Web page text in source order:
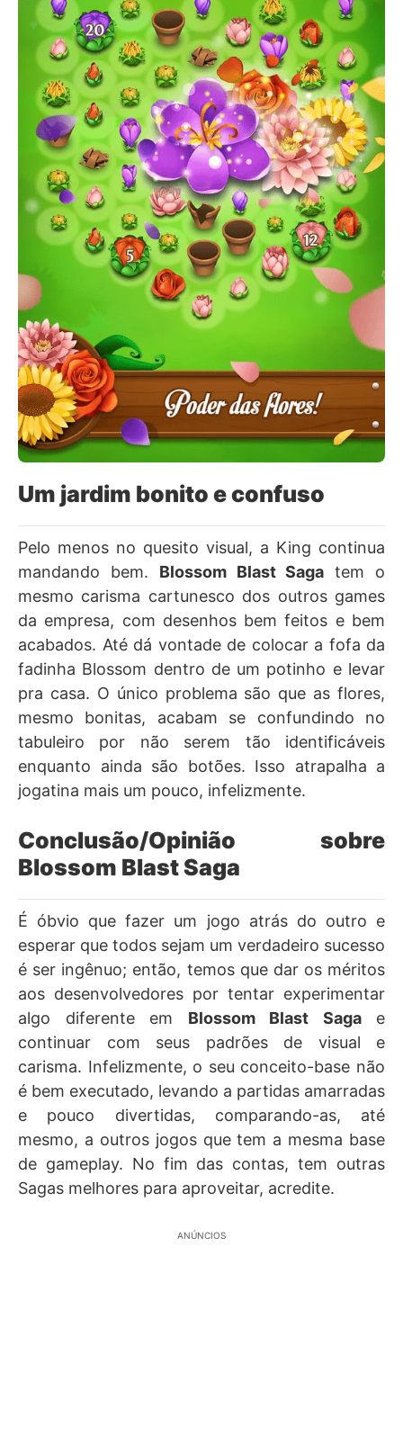
Um jardim bonito e confuso
Pelo menos no quesito visual, a King continua
mandando bem. Blossom Blast Saga tem o
mesmo carisma cartunesco dos outros games
da empresa, com desenhos bem feitos e bem
acabados. Até dá vontade de colocar a fofa da
fadinha Blossom dentro de um potinho e levar
pra casa. O único problema são que as flores,
mesmo bonitas, acabam se confundindo no
tabuleiro por não serem tão identificáveis
enquanto ainda são botões. Isso atrapalha a
jogatina mais um pouco, infelizmente.
Conclusão/Opinião sobre
Blossom Blast Saga
É óbvio que fazer um jogo atrás do outro e
esperar que todos sejam um verdadeiro sucesso
é ser ingênuo; então, temos que dar os méritos
aos desenvolvedores por tentar experimentar
algo diferente em Blossom Blast Sagae
continuar com seus padrões de visual e
carisma. Infelizmente, o seu conceito-base não
é bem executado, levando a partidas amarradas
e pouco divertidas, comparando-as, até
mesmo, a outros jogos que tem a mesma base
de gameplay. No fim das contas, tem outras
Sagas melhores para aproveitar, acredite.
ANÚNCIOS